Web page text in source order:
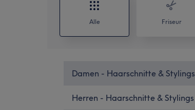
Alle Friseur
Damen - Haarschnitte & Stylings
Herren - Haarschnitte & Stylings